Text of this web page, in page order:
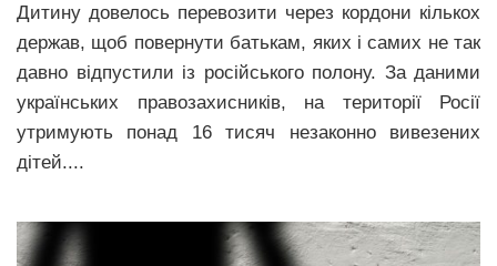
Дитину довелось перевозити через кордони кількох
держав, щоб повернути батькам, яких і самих не так
давно відпустили із російського полону. За даними
українських правозахисників, на території Росії
утримують понад 16 тисяч незаконно вивезених
дітей....